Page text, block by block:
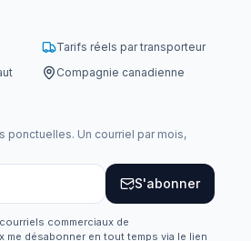
Tarifs réels par transporteur
Compagnie canadienne
ponctuelles. Un courriel par mois,
S'abonner
commerciaux de
me désabonner en tout temps via le lien